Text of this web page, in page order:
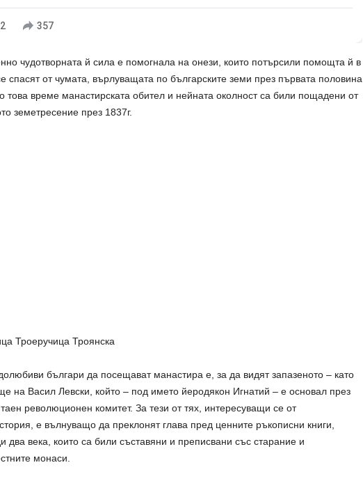
357
чудотворната й сила е помогнала на онези, които потърсили помощта й в
спасят от чумата, върлуващата по българските земи през първата половина
това време манастирската обител и нейната околност са били пощадени от
земетресение през 1837г.
българи да посещават манастира е, за да видят запазеното – като
на Васил Левски, който – под името йеродякон Игнатий – е основал през
революционен комитет. За тези от тях, интересуващи се от
е вълнуващо да преклонят глава пред ценните ръкописни книги,
два века, които са били съставяни и преписвани със старание и
монаси.